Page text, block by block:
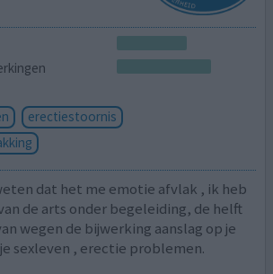
erectiestoornis
dat het me emotie afvlak , ik heb
de arts onder begeleiding, de helft
wegen de bijwerking aanslag op je
sexleven , erectie problemen.